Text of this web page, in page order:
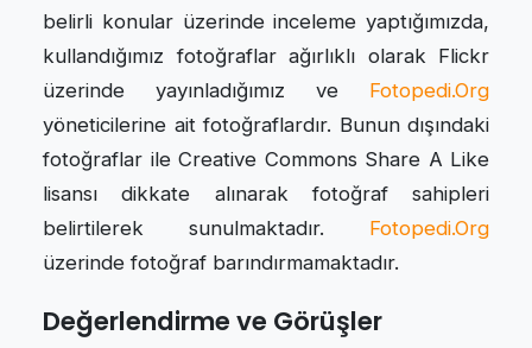
belirli konular üzerinde inceleme yaptığımızda,
kullandığımız fotoğraflar ağırlıklı olarak Flickr
üzerinde yayınladığımız ve Fotopedi.Org
yöneticilerine ait fotoğraflardır. Bunun dışındaki
fotoğraflar ile Creative Commons Share A Like
lisansı dikkate alınarak fotoğraf sahipleri
belirtilerek sunulmaktadır. Fotopedi.Org
üzerinde fotoğraf barındırmamaktadır.
Değerlendirme ve Görüşler